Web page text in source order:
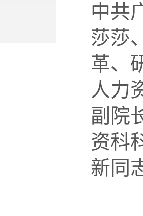
中共
莎莎
革、
人力
副院
资科
新同